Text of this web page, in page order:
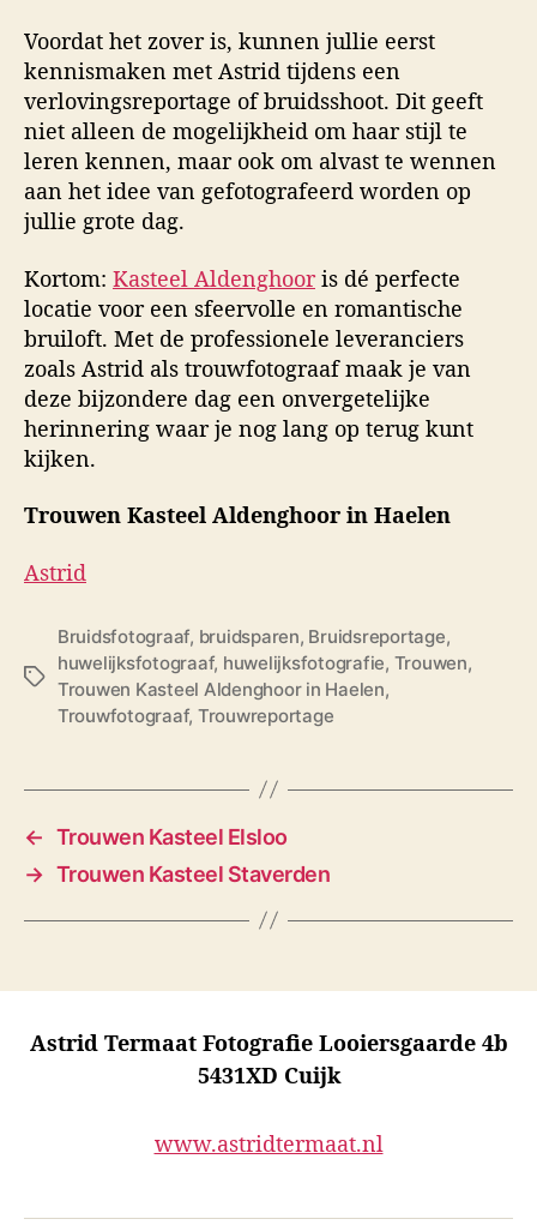
Voordat het zover is, kunnen jullie eerst
kennismaken met Astrid tijdens een
verlovingsreportage of bruidsshoot. Dit geeft
niet alleen de mogelijkheid om haar stijl te
leren kennen, maar ook om alvast te wennen
aan het idee van gefotografeerd worden op
jullie grote dag.
Kortom: Kasteel Aldenghooris dé perfecte
locatie voor een sfeervolle en romantische
bruiloft. Met de professionele leveranciers
zoals Astrid als trouwfotograaf maak je van
deze bijzondere dag een onvergetelijke
herinnering waar je nog lang op terug kunt
kijken.
Trouwen Kasteel Aldenghoor in Haelen
Astrid
T
Bruidsfotograaf, bruidsparen, Bruidsreportage,
huwelijksfotograaf, huwelijksfotografie, Trouwen,
Trouwen Kasteel Aldenghoor in Haelen,
Trouwfotograaf, Trouwreportage
← Trouwen Kasteel Elsloo
→ Trouwen Kasteel Staverden
Astrid Termaat Fotografie Looiersgaarde 4b
5431XD Cuijk
www.astridtermaat.nl